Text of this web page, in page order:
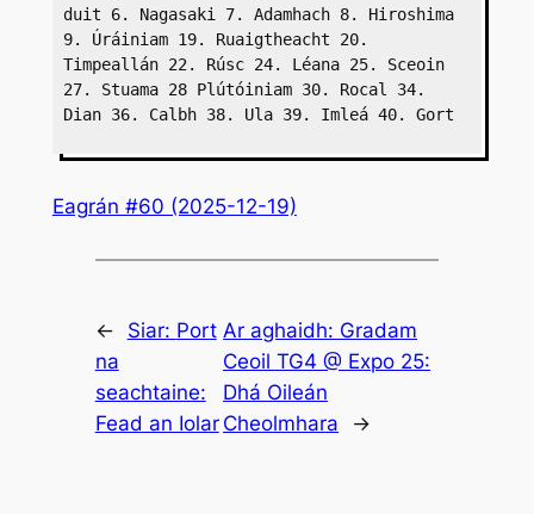
duit 6. Nagasaki 7. Adamhach 8. Hiroshima
9. Úráiniam 19. Ruaigtheacht 20.
Timpeallán 22. Rúsc 24. Léana 25. Sceoin
27. Stuama 28 Plútóiniam 30. Rocal 34.
Dian 36. Calbh 38. Ula 39. Imleá 40. Gort
Eagrán #60 (2025-12-19)
← Siar: Port
na
seachtaine:
Fead an Iolar
Ar aghaidh: Gradam
Ceoil TG4 @ Expo 25:
Dhá Oileán
Cheolmhara
→